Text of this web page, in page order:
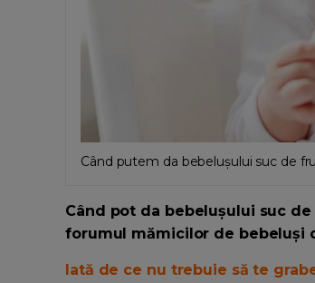
Când putem da bebelușului suc de
Când pot da bebelușului suc
forumul mămicilor de bebeluși
Iată de ce nu trebuie să te